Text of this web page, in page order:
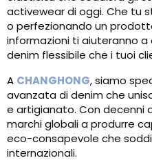
activewear di oggi. Che tu
o perfezionando un
informazioni ti aiuteranno
denim flessibile che i tuoi
A CHANGHONG, siamo
avanzata di denim che
e artigianato. Con decenni
marchi globali a produrre
eco-consapevole che
internazionali.